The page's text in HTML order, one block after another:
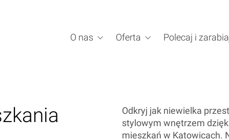
O nas Oferta Polecaj i
Odkryj jak niewielka
stylowym wnętrzem
mieszkań w Katowicach.